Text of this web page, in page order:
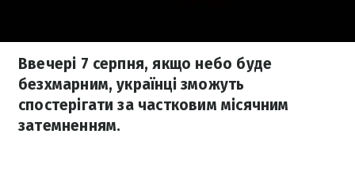
Ввечері 7 серпня, якщо небо буде
безхмарним, українці зможуть
спостерігати за частковим місячним
затемненням.